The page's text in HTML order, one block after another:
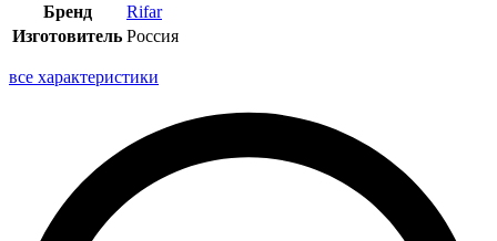
Бренд
Rifar
Изготовитель Россия
все характеристики